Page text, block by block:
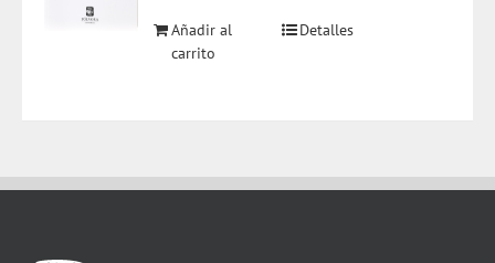
Añadir al
carrito
Detalles